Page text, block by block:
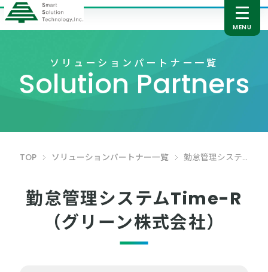
ソリューションパートナー一覧
Solution Partners
TOP ソリューションパートナー一覧 勤怠管理システムTime-R
勤怠管理システムTime-R
（グリーン株式会社）